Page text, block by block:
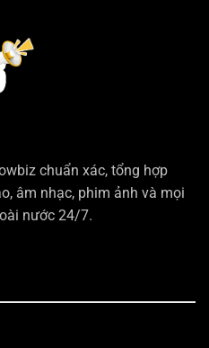
chuẩn xác, tổng hợp
âm nhạc, phim ảnh và mọi
nước 24/7.